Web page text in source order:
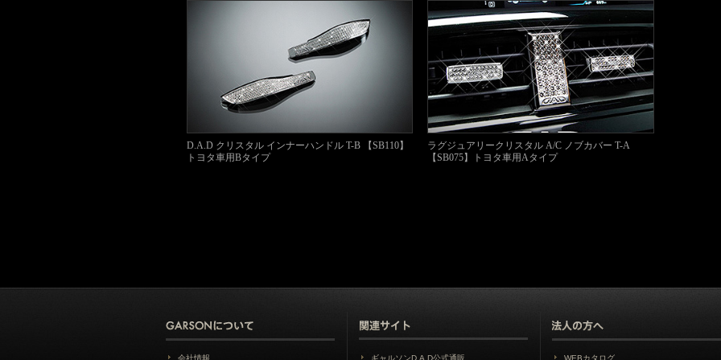
D.A.D クリスタル インナーハンドル T-B 【SB110】
トヨタ車用Bタイプ
ラグジュアリークリスタル A/C ノブカバー T-A
【SB075】トヨタ車用Aタイプ
会社情報 ギャルソンD.A.D公式通販 WEBカタログ